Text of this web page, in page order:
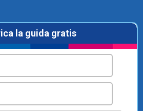
la guida gratis